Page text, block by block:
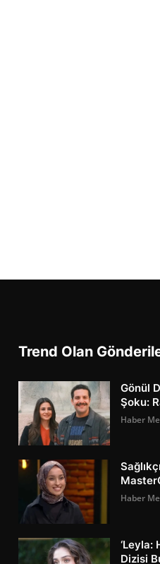
Trend Olan
Gönül
Şoku:
Haber
Haber
Dizisi